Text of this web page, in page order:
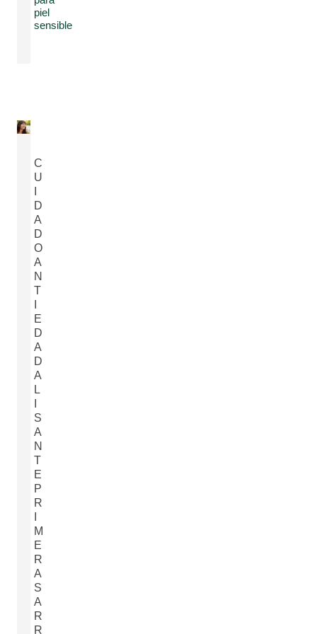
piel
sensible
C
U
D
A
D
O
A
N
T
E
D
A
D
A
L
S
A
N
T
E
P
R
M
E
R
A
S
A
R
R